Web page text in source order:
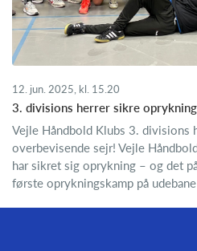
12. jun. 2025, kl. 15.20
3. divisions herrer sikre
Vejle Håndbold Klubs 3. divisions
overbevisende sejr! Vejle
har sikret sig oprykning – og det
første oprykningskamp på